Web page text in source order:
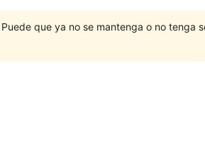
Puede que ya no se mantenga o no tenga